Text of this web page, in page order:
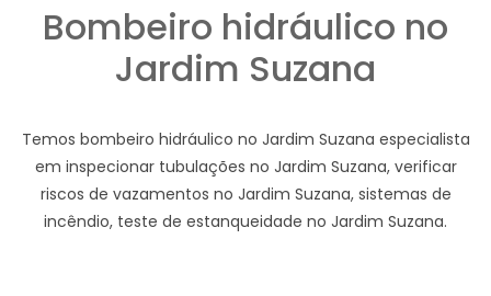
Bombeiro hidráulico no
Jardim Suzana
Temos bombeiro hidráulico no Jardim Suzana especialista
em inspecionar tubulações no Jardim Suzana, verificar
riscos de vazamentos no Jardim Suzana, sistemas de
incêndio, teste de estanqueidade no Jardim Suzana.